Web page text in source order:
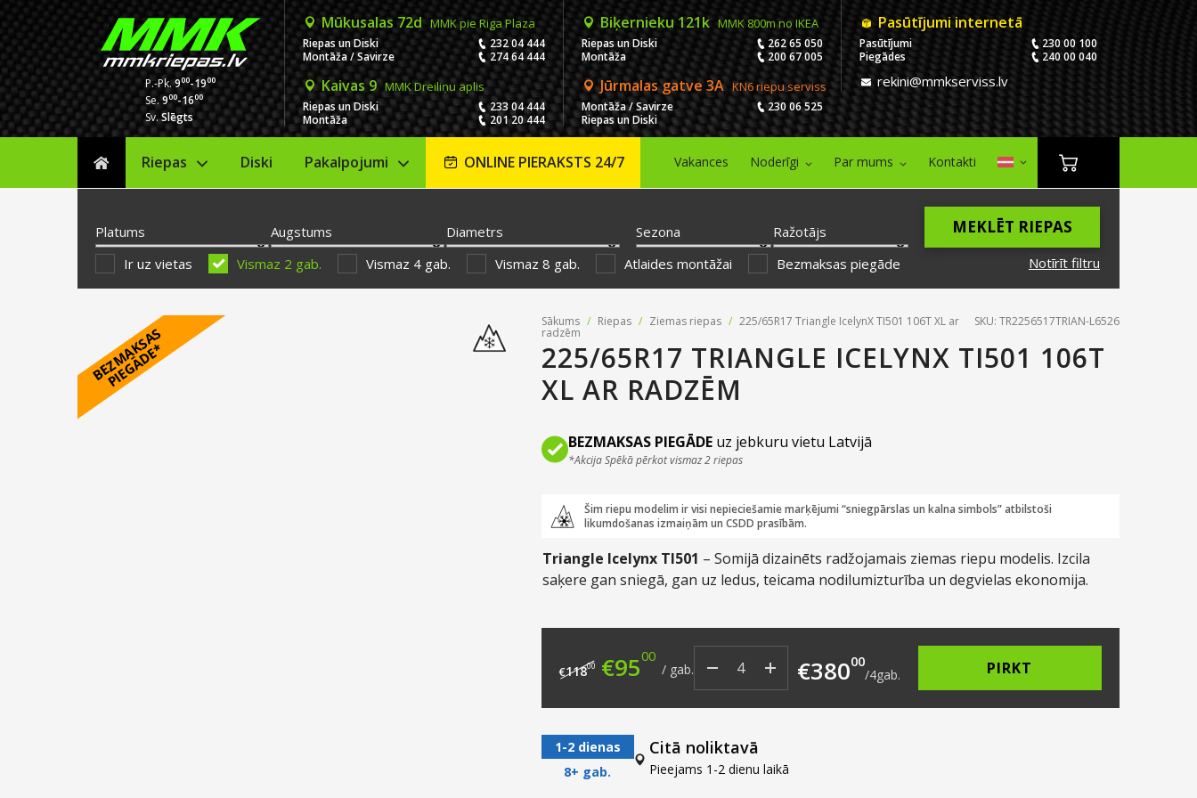
P.-Pk.900-1900
Se.900-1600
Sv.Slēgts
Mūkusalas 72d MMK pie Riga Plaza
Riepas un Diski
232 04 444
Montāža / Savirze
274 64 444
Biķernieku 121k MMK 800m no IKEA
Riepas un Diski
262 65 050
Montāža
200 67 005
Kaivas 9 MMK Dreiliņu aplis
Riepas un Diski
233 04 444
Montāža
201 20 444
Jūrmalas gatve 3A KN6 riepu serviss
Montāža / Savirze
230 06 525
Riepas un Diski
Pasūtījumi internetā
Pasūtījumi
230 00 100
Piegādes
240 00 040
rekini@mmkserviss.lv
Sākums
Riepas Diski Pakalpojumi ONLINE PIERAKSTS 24/7 Vakances Noderīgi Par mums Kontakti
Platums Augstums Diametrs Sezona
Ražotājs
Notīrīt filtru
MEKLĒT RIEPAS
Ir uz vietas Vismaz 2 gab. Vismaz 4 gab. Vismaz 8 gab. Atlaides montāžai Bezmaksas piegāde
B
E
Z
M
A
K
S
A
S
P
I
E
G
Ā
D
E
*
Sākums / Riepas / Ziemas riepas / 225/65R17 Triangle IcelynX TI501 106T XL ar
radzēm
SKU: TR2256517TRIAN-L6526
225/65R17 TRIANGLE ICELYNX TI501 106T
XL AR RADZĒM
BEZMAKSAS PIEGĀDEuz jebkuru vietu Latvijā
*Akcija Spēkā pērkot vismaz 2 riepas
Šim riepu modelim ir visi nepieciešamie marķējumi “sniegpārslas un kalna simbols” atbilstoši
likumdošanas izmaiņām un CSDD prasībām.
Triangle Icelynx TI501 – Somijā dizainēts radžojamais ziemas riepu modelis. Izcila
saķere gan sniegā, gan uz ledus, teicama nodilumizturība un degvielas ekonomija.
€11800 Original price was: €118.00.
€9500 Current price is: €95.00.
/ gab. €38000
/4gab. PIRKT
1-2 dienas
8+ gab.
Citā noliktavā
Pieejams 1-2 dienu laikā